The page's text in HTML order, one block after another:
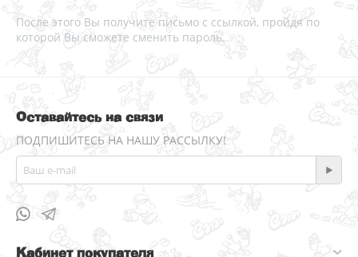
После этого Вы получите письмо с ссылкой, пройдя по
которой Вы сможете сменить пароль.
Оставайтесь на связи
ПОДПИШИТЕСЬ НА НАШУ РАССЫЛКУ!
Кабинет покупателя